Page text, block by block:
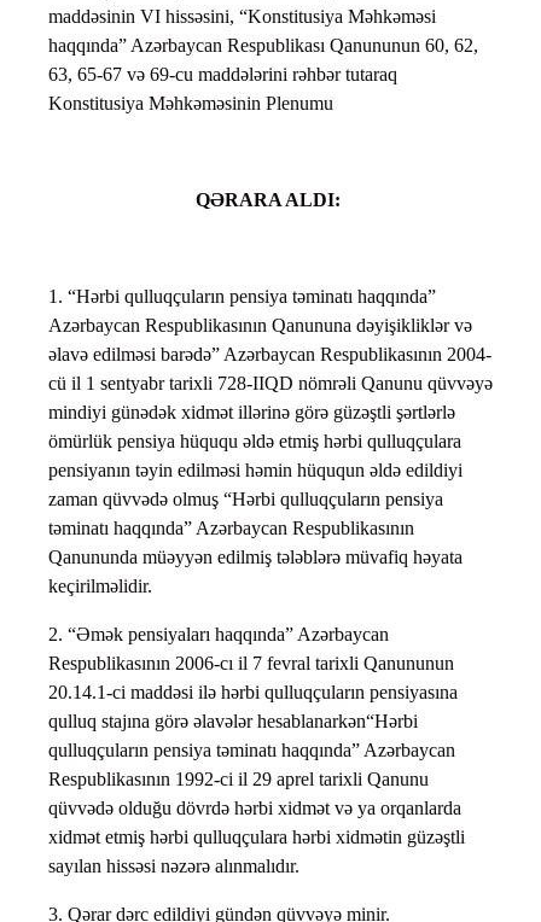
maddəsinin VI hissəsini, “Konstitusiya Məhkəməsi
haqqında” Azərbaycan Respublikası Qanununun 60, 62,
63, 65-67 və 69-cu maddələrini rəhbər tutaraq
Konstitusiya Məhkəməsinin Plenumu
QƏRARA ALDI:
1. “Hərbi qulluqçuların pensiya təminatı haqqında”
Azərbaycan Respublikasının Qanununa dəyişikliklər və
əlavə edilməsi barədə” Azərbaycan Respublikasının 2004-
cü il 1 sentyabr tarixli 728-IIQD nömrəli Qanunu qüvvəyə
mindiyi günədək xidmət illərinə görə güzəştli şərtlərlə
ömürlük pensiya hüququ əldə etmiş hərbi qulluqçulara
pensiyanın təyin edilməsi həmin hüququn əldə edildiyi
zaman qüvvədə olmuş “Hərbi qulluqçuların pensiya
təminatı haqqında” Azərbaycan Respublikasının
Qanununda müəyyən edilmiş tələblərə müvafiq həyata
keçirilməlidir.
2. “Əmək pensiyaları haqqında” Azərbaycan
Respublikasının 2006-cı il 7 fevral tarixli Qanununun
20.14.1-ci maddəsi ilə hərbi qulluqçuların pensiyasına
qulluq stajına görə əlavələr hesablanarkən“Hərbi
qulluqçuların pensiya təminatı haqqında” Azərbaycan
Respublikasının 1992-ci il 29 aprel tarixli Qanunu
qüvvədə olduğu dövrdə hərbi xidmət və ya orqanlarda
xidmət etmiş hərbi qulluqçulara hərbi xidmətin güzəştli
sayılan hissəsi nəzərə alınmalıdır.
3. Qərar dərc edildiyi gündən qüvvəyə minir.